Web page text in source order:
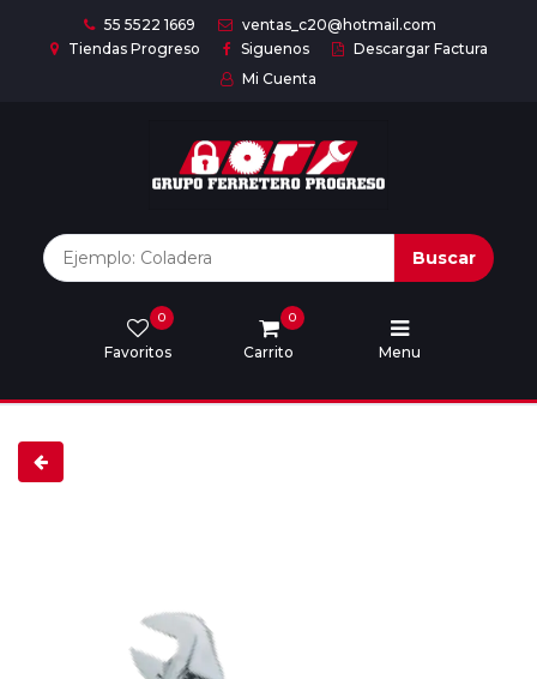
55 5522 1669
ventas_c20@hotmail.com
Tiendas Progreso
Siguenos
Descargar Factura
Mi Cuenta
Buscar
Favoritos
0
Carrito
0
Menu
Marcas
Descargar